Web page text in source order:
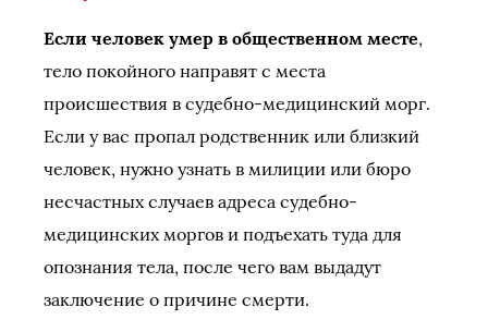
Если человек умер в общественном месте,
тело покойного направят с места
происшествия в судебно-медицинский морг.
Если у вас пропал родственник или близкий
человек, нужно узнать в милиции или бюро
несчастных случаев адреса судебно-
медицинских моргов и подъехать туда для
опознания тела, после чего вам выдадут
заключение о причине смерти.